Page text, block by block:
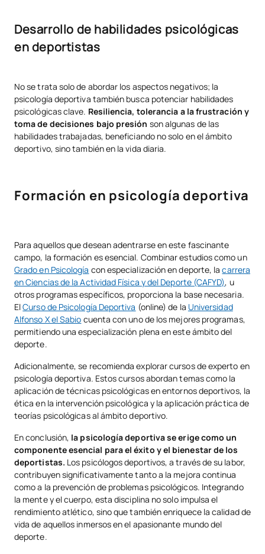
Desarrollo de habilidades psicológicas
en deportistas
No se trata solo de abordar los aspectos negativos; la
psicología deportiva también busca potenciar habilidades
psicológicas clave. Resiliencia, tolerancia a la frustración y
toma de decisiones bajo presión son algunas de las
habilidades trabajadas, beneficiando no solo en el ámbito
deportivo, sino también en la vida diaria.
Formación en psicología deportiva
Para aquellos que desean adentrarse en este fascinante
campo, la formación es esencial. Combinar estudios como un
Grado en Psicología con especialización en deporte, lacarrera
en Ciencias de la Actividad Física y del Deporte (CAFYD), u
otros programas específicos, proporciona la base necesaria.
ElCurso de Psicología Deportiva (online) de la Universidad
Alfonso X el Sabio cuenta con uno de los mejores programas,
permitiendo una especialización plena en este ámbito del
deporte.
Adicionalmente, se recomienda explorar cursos de experto en
psicología deportiva. Estos cursos abordan temas como la
aplicación de técnicas psicológicas en entornos deportivos, la
ética en la intervención psicológica y la aplicación práctica de
teorías psicológicas al ámbito deportivo.
En conclusión, la psicología deportiva se erige como un
componente esencial para el éxito y el bienestar de los
deportistas. Los psicólogos deportivos, a través de su labor,
contribuyen significativamente tanto a la mejora continua
como a la prevención de problemas psicológicos. Integrando
la mente y el cuerpo, esta disciplina no solo impulsa el
rendimiento atlético, sino que también enriquece la calidad de
vida de aquellos inmersos en el apasionante mundo del
deporte.